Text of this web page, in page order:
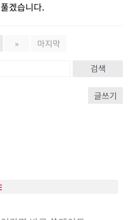
겠습니다.
» 마지막
검색
글쓰기